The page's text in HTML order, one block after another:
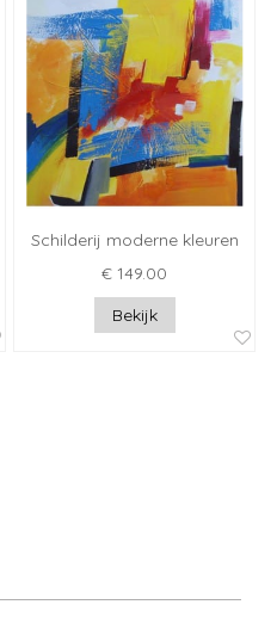
Schilderij moderne kleuren
€ 149.00
Bekijk